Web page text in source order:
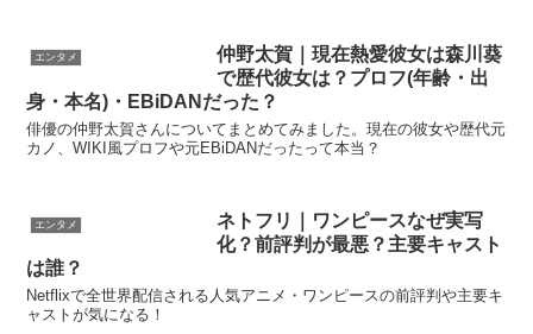
エンタメ
仲野太賀｜現在熱愛彼女は森川葵
で歴代彼女は？プロフ(年齢・出
身・本名)・EBiDANだった？
俳優の仲野太賀さんについてまとめてみました。現在の彼女や歴代元
カノ、WIKI風プロフや元EBiDANだったって本当？
エンタメ
ネトフリ｜ワンピースなぜ実写
化？前評判が最悪？主要キャスト
は誰？
Netflixで全世界配信される人気アニメ・ワンピースの前評判や主要キ
ャストが気になる！